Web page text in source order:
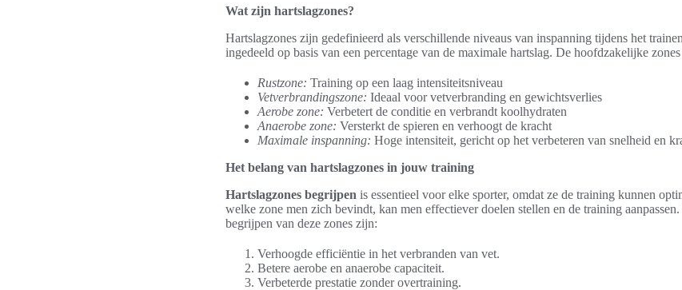
Wat zijn hartslagzones?
Hartslagzones zijn gedefinieerd als verschillende niveaus van inspanning tijdens het
ingedeeld op basis van een percentage van de maximale hartslag. De hoofdzakelijke
Rustzone: Training op een laag intensiteitsniveau
Vetverbrandingszone: Ideaal voor vetverbranding en gewichtsverlies
Aerobe zone: Verbetert de conditie en verbrandt koolhydraten
Anaerobe zone: Versterkt de spieren en verhoogt de kracht
Maximale inspanning: Hoge intensiteit, gericht op het verbeteren van snelheid en
Het belang van hartslagzones in jouw training
Hartslagzones begrijpen is essentieel voor elke sporter, omdat ze de training kunnen
welke zone men zich bevindt, kan men effectiever doelen stellen en de training
begrijpen van deze zones zijn:
Verhoogde efficiëntie in het verbranden van vet.
Betere aerobe en anaerobe capaciteit.
Verbeterde prestatie zonder overtraining.